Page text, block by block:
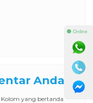
Anda
yang bertanda
⚫ Online